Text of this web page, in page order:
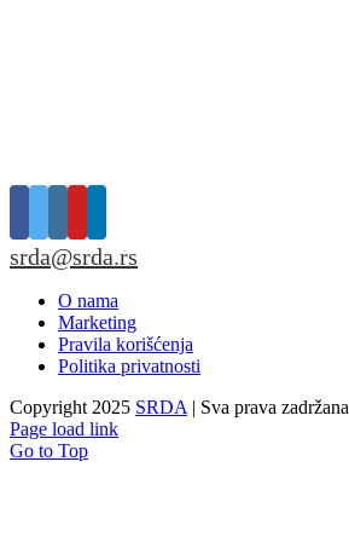
srda@srda.rs
O nama
Marketing
Pravila korišćenja
Politika privatnosti
Copyright 2025 SRDA | Sva prava zadržana
Page load link
Go to Top